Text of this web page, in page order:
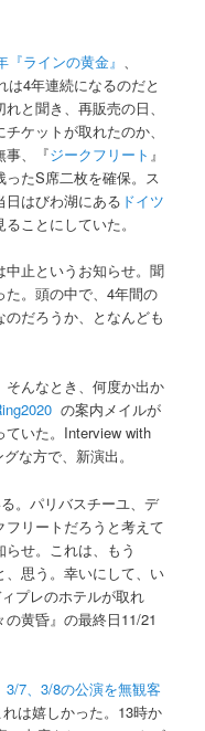
『ラインの黄金』 、
は4年連続になるのだと
と聞き、再販売の日、
ケットが取れたのか、
事、『ジークフリート 』
たS席二枚を確保。ス
はびわ湖にある ドイツ
ことにしていた。
中止というお知らせ。聞
た。頭の中で、4年間の
だろうか、となんども
そんなとき、何度か出か
の案内メイルが
ていた。Interview with
な方で、新演出。
。パリバスチーユ、デ
リートだろうと考えて
せ。これは、もう
、思う。幸いにして、い
プレのホテルが取れ
黄昏』の最終日11/21
3/7、3/8の公演を無観客
は嬉しかった。13時か